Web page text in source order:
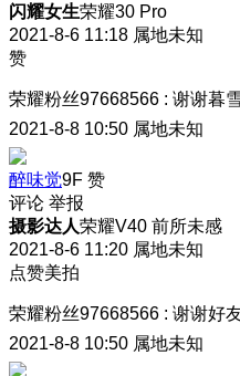
闪耀女生荣耀30 Pro
2021-8-6 11:18 属地未知
赞
荣耀粉丝97668566 : 谢谢暮
2021-8-8 10:50 属地未知
醉味觉9F 赞
评论 举报
摄影达人荣耀V40 前所未感
2021-8-6 11:20 属地未知
点赞美拍
荣耀粉丝97668566 : 谢谢好
2021-8-8 10:50 属地未知